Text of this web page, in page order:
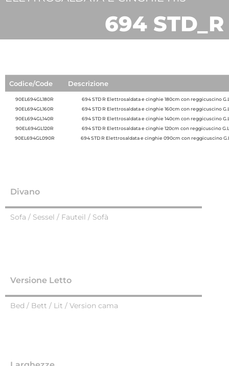
694 STD_R
Codice/Code Descrizione
90EL694GL180R
694 STD R Elettrosaldata e cinghie 180cm con reggicuscino
90EL694GL160R
694 STD R Elettrosaldata e cinghie 160cm con reggicuscino
90EL694GL140R
694 STD R Elettrosaldata e cinghie 140cm con reggicuscino
90EL694GL120R
694 STD R Elettrosaldata e cinghie 120cm con reggicuscino
90EL694GL090R
694 STD R Elettrosaldata e cinghie 090cm con reggicuscino
Divano
Sofa / Sessel / Fauteil / Sofà
Versione Letto
Bed / Bett / Lit / Version cama